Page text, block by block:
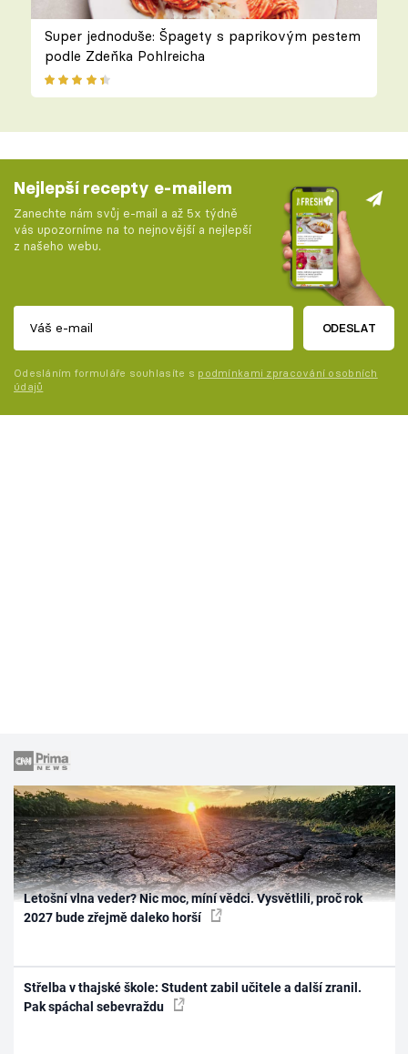
Super jednoduše: Špagety s paprikovým pestem
podle Zdeňka Pohlreicha
Nejlepší recepty e-mailem
Zanechte nám svůj e-mail a až 5x týdně
vás upozorníme na to nejnovější a nejlepší
z našeho webu.
ODESLAT
Odesláním formuláře souhlasíte s podmínkami zpracování osobních
údajů
Letošní vlna veder? Nic moc, míní vědci. Vysvětlili, proč rok
2027 bude zřejmě daleko horší
Střelba v thajské škole: Student zabil učitele a další zranil.
Pak spáchal sebevraždu